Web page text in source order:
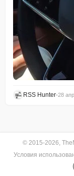
RSS Hunter•28 апр.
© 2015-2026,
Условия